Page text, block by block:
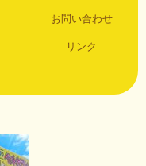
お問い合わせ
リンク